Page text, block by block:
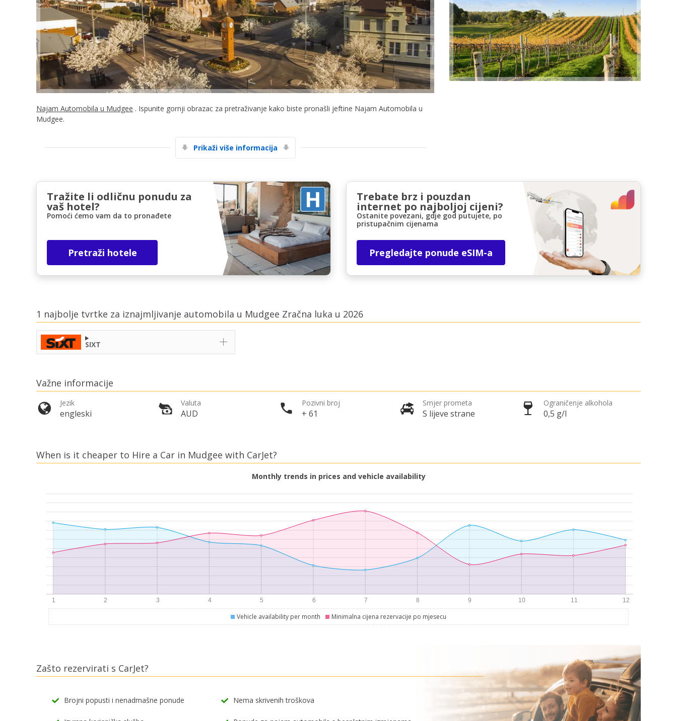
Posebni popusti
Pristupite ekskluzivnim ponudama naših
dobavljača
Prijava putem eLinka
Najam Automobila u Mudgee . Ispunite gornji obrazac za pretraživanje kako biste pronašli jeftine Najam Automobila u
Mudgee.
Prikaži više informacija
Tražite li odličnu ponudu za
vaš hotel?
Pomoći ćemo vam da to pronađete
Pretraži hotele
Trebate brz i pouzdan
internet po najboljoj cijeni?
Ostanite povezani, gdje god putujete, po
pristupačnim cijenama
Pregledajte ponude eSIM-a
1 najbolje tvrtke za iznajmljivanje automobila u Mudgee Zračna luka u 2026
SIXT
Važne informacije
Jezik
engleski
Valuta
AUD
Pozivni broj
+ 61
Smjer prometa
S lijeve strane
Ograničenje alkohola
0,5 g/l
When is it cheaper to Hire a Car in Mudgee with CarJet?
Monthly trends in prices and vehicle availability
Vehicle availability per month Minimalna cijena rezervacije po mjesecu
Zašto rezervirati s CarJet?
Brojni popusti i nenadmašne ponude Nema skrivenih troškova